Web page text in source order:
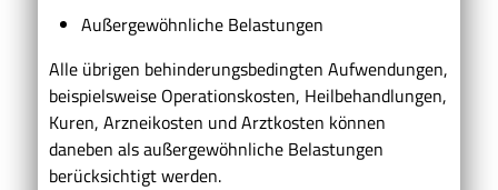
Außergewöhnliche Belastungen
Alle übrigen behinderungsbedingten Aufwendungen,
beispielsweise Operationskosten, Heilbehandlungen,
Kuren, Arzneikosten und Arztkosten können
daneben als außergewöhnliche Belastungen
berücksichtigt werden.